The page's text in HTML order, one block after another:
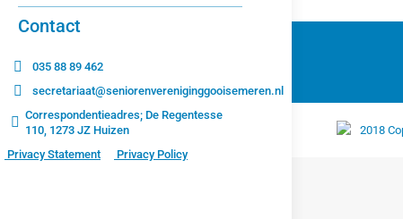
Contact
035 88 89 462
secretariaat@seniorenvereniginggooisemeren.nl
Correspondentieadres; De Regentesse
110, 1273 JZ Huizen
Privacy Statement
Privacy Policy
2018